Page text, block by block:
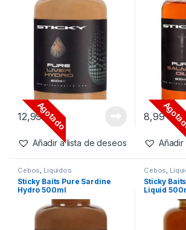
Liquidos
Mostrando 561–580 de 588 resultados
Filtros
Cebos,Liquidos
Sticky Baits Pure Liver Hydro
Cebos,
Sticky